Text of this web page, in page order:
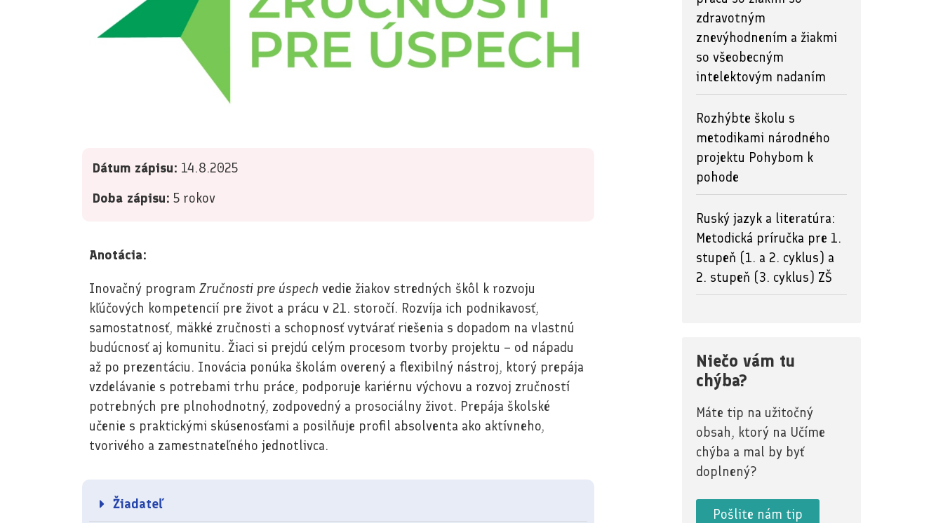
Dátum zápisu: 14.8.2025
Doba zápisu: 5 rokov
Anotácia:
Inovačný program Zručnosti pre úspech vedie žiakov stredných škôl k rozvoju
kľúčových kompetencií pre život a prácu v 21. storočí. Rozvíja ich podnikavosť,
samostatnosť, mäkké zručnosti a schopnosť vytvárať riešenia s dopadom na vlastnú
budúcnosť aj komunitu. Žiaci si prejdú celým procesom tvorby projektu – od nápadu
až po prezentáciu. Inovácia ponúka školám overený a flexibilný nástroj, ktorý prepája
vzdelávanie s potrebami trhu práce, podporuje kariérnu výchovu a rozvoj zručností
potrebných pre plnohodnotný, zodpovedný a prosociálny život. Prepája školské
učenie s praktickými skúsenosťami a posilňuje profil absolventa ako aktívneho,
tvorivého a zamestnateľného jednotlivca.
Žiadateľ
zdravotným
znevýhodnením a žiakmi
so všeobecným
intelektovým nadaním
Rozhýbte školu s
metodikami národného
projektu Pohybom k
pohode
Ruský jazyk a literatúra:
Metodická príručka pre 1.
stupeň (1. a 2. cyklus) a
2. stupeň (3. cyklus) ZŠ
Niečo vám tu
chýba?
Máte tip na užitočný
obsah, ktorý na Učíme
chýba a mal by byť
doplnený?
Pošlite nám tip